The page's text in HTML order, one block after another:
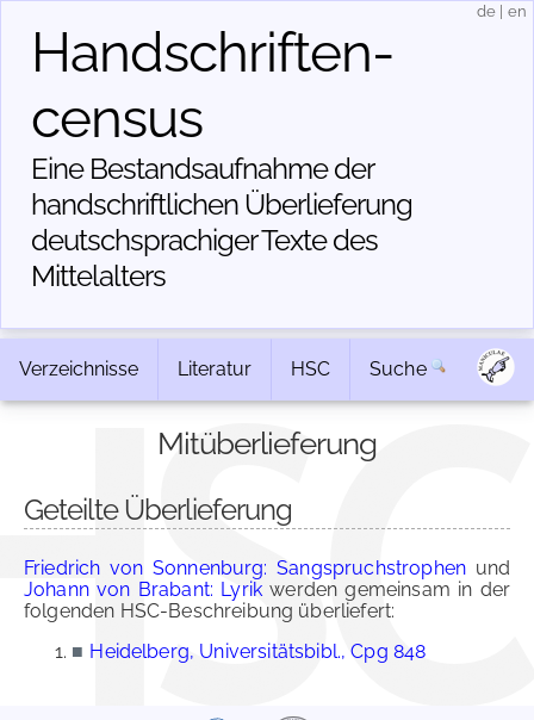
Handschriften­
census
Eine Bestandsaufnahme der
handschriftlichen Über­lieferung
deutschsprachiger Texte des
Mittelalters
de en
Verzeichnisse Literatur HSC Suche
Mitüberlieferung
Geteilte Überlieferung
Friedrich von Sonnenburg: Sangspruchstrophen und
Johann von Brabant: Lyrik werden gemeinsam in der
folgenden HSC-Beschreibung überliefert:
■ Heidelberg, Universitätsbibl., Cpg 848